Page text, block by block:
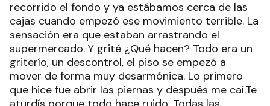
recorrido el fondo y ya estábamos cerca de las
cajas cuando empezó ese movimiento terrible. La
sensación era que estaban arrastrando el
supermercado. Y grité ¿Qué hacen? Todo era un
griterío, un descontrol, el piso se empezó a
mover de forma muy desarmónica. Lo primero
que hice fue abrir las piernas y después me caí.Te